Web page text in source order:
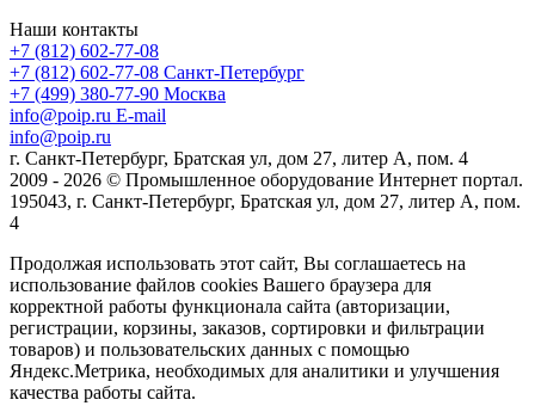
Наши контакты
+7 (812) 602-77-08
+7 (812) 602-77-08 Санкт-Петербург
+7 (499) 380-77-90 Москва
info@poip.ru E-mail
info@poip.ru
г. Санкт-Петербург, Братская ул, дом 27, литер А, пом. 4
2009 - 2026 © Промышленное оборудование Интернет портал.
195043, г. Санкт-Петербург, Братская ул, дом 27, литер А, пом.
4
Продолжая использовать этот сайт, Вы соглашаетесь на
использование файлов cookies Вашего браузера для
корректной работы функционала сайта (авторизации,
регистрации, корзины, заказов, сортировки и фильтрации
товаров) и пользовательских данных с помощью
Яндекс.Метрика, необходимых для аналитики и улучшения
качества работы сайта.